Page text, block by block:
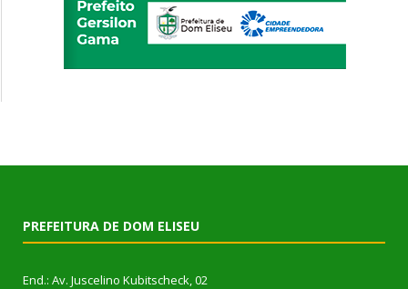
PREFEITURA DE DOM ELISEU
End.: Av. Juscelino Kubitscheck, 02